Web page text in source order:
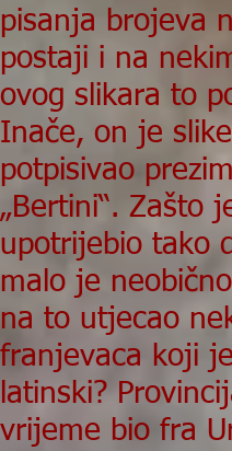
pisanja brojeva
postaji i na
ovog slikara to
Inače, on je
potpisivao
„Bertini“. Zašto
upotrijebio tako
malo je
na to utjecao
franjevaca koji
latinski?
vrijeme bio fra